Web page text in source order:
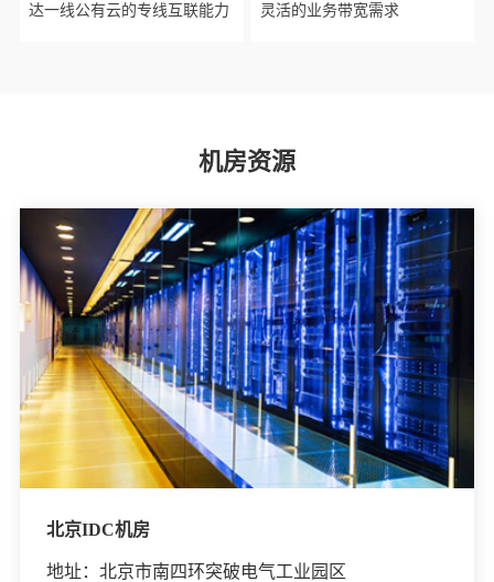
达一线公有云的专线互联能力
灵活的业务带宽需求
机房资源
北京IDC机房
地址：北京市南四环突破电气工业园区